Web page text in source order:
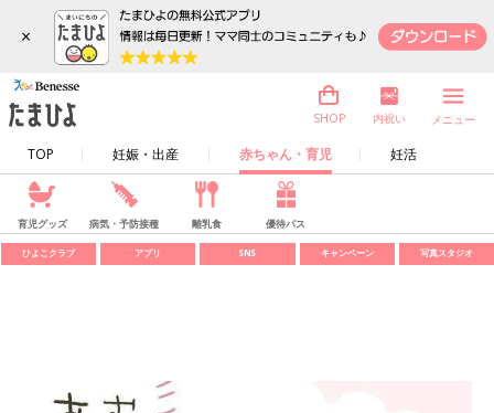
×
TOP 妊娠・出産 赤ちゃん・育児 妊活
SHOP 内祝い メニュー
育児グッズ 病気・予防接種 離乳食 優待パス
ひよこクラブ アプリ SNS キャンペーン 写真スタジオ